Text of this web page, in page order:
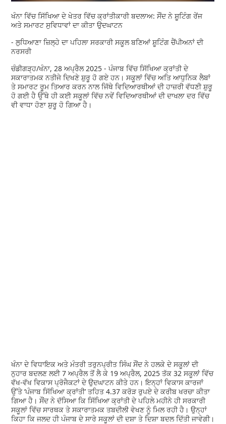
ਖੰਨਾ ਵਿੱਚ ਸਿੱਖਿਆ ਦੇ ਖੇਤਰ ਵਿੱਚ ਕ੍ਰਾਂਤੀਕਾਰੀ ਬਦਲਾਅ: ਸੌਂਦ ਨੇ ਸ਼ੂਟਿੰਗ ਰੇਂਜ
ਅਤੇ ਸਮਾਰਟ ਸੁਵਿਧਾਵਾਂ ਦਾ ਕੀਤਾ ਉਦਘਾਟਨ
- ਲੁਧਿਆਣਾ ਜ਼ਿਲ੍ਹੇ ਦਾ ਪਹਿਲਾ ਸਰਕਾਰੀ ਸਕੂਲ ਬਣਿਆਂ ਸ਼ੂਟਿੰਗ ਚੈਂਪੀਅਨਾਂ ਦੀ
ਨਰਸਰੀ
ਚੰਡੀਗੜ੍ਹ/ਖੰਨਾ, 28 ਅਪ੍ਰੈਲ 2025 - ਪੰਜਾਬ ਵਿੱਚ ਸਿੱਖਿਆ ਕ੍ਰਾਂਤੀ ਦੇ
ਸਕਾਰਾਤਮਕ ਨਤੀਜੇ ਦਿਖਣੇ ਸ਼ੁਰੂ ਹੋ ਗਏ ਹਨ। ਸਕੂਲਾਂ ਵਿੱਚ ਅਤਿ ਆਧੁਨਿਕ ਲੈਬਾਂ
ਤੇ ਸਮਾਰਟ ਰੂਮ ਤਿਆਰ ਕਰਨ ਨਾਲ ਜਿੱਥੇ ਵਿਦਿਆਰਥੀਆਂ ਦੀ ਹਾਜ਼ਰੀ ਵੱਧਣੀ ਸ਼ੁਰੂ
ਹੋ ਗਈ ਹੈ ਉੱਥੇ ਹੀ ਕਈ ਸਕੂਲਾਂ ਵਿੱਚ ਨਵੇਂ ਵਿਦਿਆਰਥੀਆਂ ਦੀ ਦਾਖਲਾ ਦਰ ਵਿੱਚ
ਵੀ ਵਾਧਾ ਹੋਣਾ ਸ਼ੁਰੂ ਹੋ ਗਿਆ ਹੈ।
ਖੰਨਾ ਦੇ ਵਿਧਾਇਕ ਅਤੇ ਮੰਤਰੀ ਤਰੁਨਪ੍ਰੀਤ ਸਿੰਘ ਸੌਂਦ ਨੇ ਹਲਕੇ ਦੇ ਸਕੂਲਾਂ ਦੀ
ਨੁਹਾਰ ਬਦਲਣ ਲਈ 7 ਅਪ੍ਰੈਲ ਤੋਂ ਲੈ ਕੇ 19 ਅਪ੍ਰੈਲ, 2025 ਤੱਕ 32 ਸਕੂਲਾਂ ਵਿੱਚ
ਵੱਖ-ਵੱਖ ਵਿਕਾਸ ਪ੍ਰੋਜੈਕਟਾਂ ਦੇ ਉਦਘਾਟਨ ਕੀਤੇ ਹਨ। ਇਨ੍ਹਾਂ ਵਿਕਾਸ ਕਾਰਜਾਂ
ਉੱਤੇ ‘ਪੰਜਾਬ ਸਿੱਖਿਆ ਕ੍ਰਾਂਤੀ’ ਤਹਿਤ 4.37 ਕਰੋੜ ਰੁਪਏ ਦੇ ਕਰੀਬ ਖਰਚਾ ਕੀਤਾ
ਗਿਆ ਹੈ। ਸੌਂਦ ਨੇ ਦੱਸਿਆ ਕਿ ਸਿੱਖਿਆ ਕ੍ਰਾਂਤੀ ਦੇ ਪਹਿਲੇ ਮਹੀਨੇ ਹੀ ਸਰਕਾਰੀ
ਸਕੂਲਾਂ ਵਿੱਚ ਸਾਰਥਕ ਤੇ ਸਕਾਰਾਤਮਕ ਤਬਦੀਲੀ ਵੇਖਣ ਨੂੰ ਮਿਲ ਰਹੀ ਹੈ। ਉਨ੍ਹਾਂ
ਕਿਹਾ ਕਿ ਜਲਦ ਹੀ ਪੰਜਾਬ ਦੇ ਸਾਰੇ ਸਕੂਲਾਂ ਦੀ ਦਸ਼ਾ ਤੇ ਦਿਸ਼ਾ ਬਦਲ ਦਿੱਤੀ ਜਾਵੇਗੀ।